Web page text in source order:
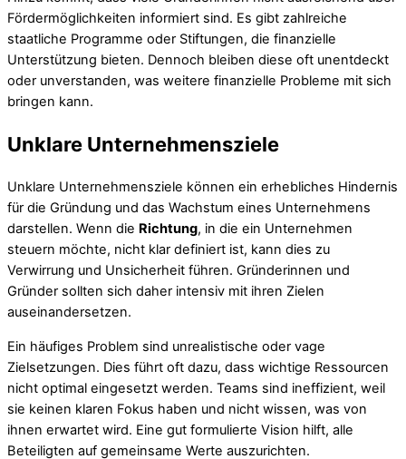
Fördermöglichkeiten informiert sind. Es gibt zahlreiche
staatliche Programme oder Stiftungen, die finanzielle
Unterstützung bieten. Dennoch bleiben diese oft unentdeckt
oder unverstanden, was weitere finanzielle Probleme mit sich
bringen kann.
Unklare Unternehmensziele
Unklare Unternehmensziele können ein erhebliches Hindernis
für die Gründung und das Wachstum eines Unternehmens
darstellen. Wenn die Richtung, in die ein Unternehmen
steuern möchte, nicht klar definiert ist, kann dies zu
Verwirrung und Unsicherheit führen. Gründerinnen und
Gründer sollten sich daher intensiv mit ihren Zielen
auseinandersetzen.
Ein häufiges Problem sind unrealistische oder vage
Zielsetzungen. Dies führt oft dazu, dass wichtige Ressourcen
nicht optimal eingesetzt werden. Teams sind ineffizient, weil
sie keinen klaren Fokus haben und nicht wissen, was von
ihnen erwartet wird. Eine gut formulierte Vision hilft, alle
Beteiligten auf gemeinsame Werte auszurichten.